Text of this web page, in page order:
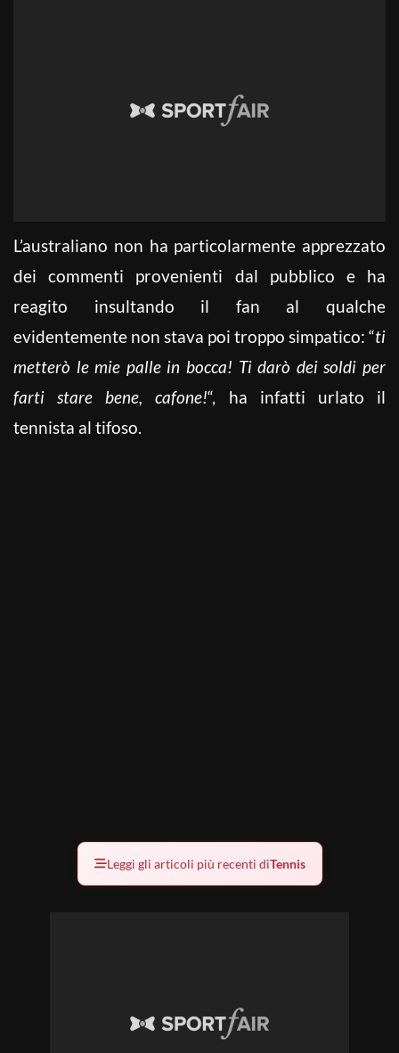
L’australiano non ha particolarmente apprezzato
dei commenti provenienti dal pubblico e ha
reagito insultando il fan al qualche
evidentemente non stava poi troppo simpatico: “ti
metterò le mie palle in bocca! Ti darò dei soldi per
farti stare bene, cafone!“, ha infatti urlato il
tennista al tifoso.
Leggi gli articoli più recenti diTennis